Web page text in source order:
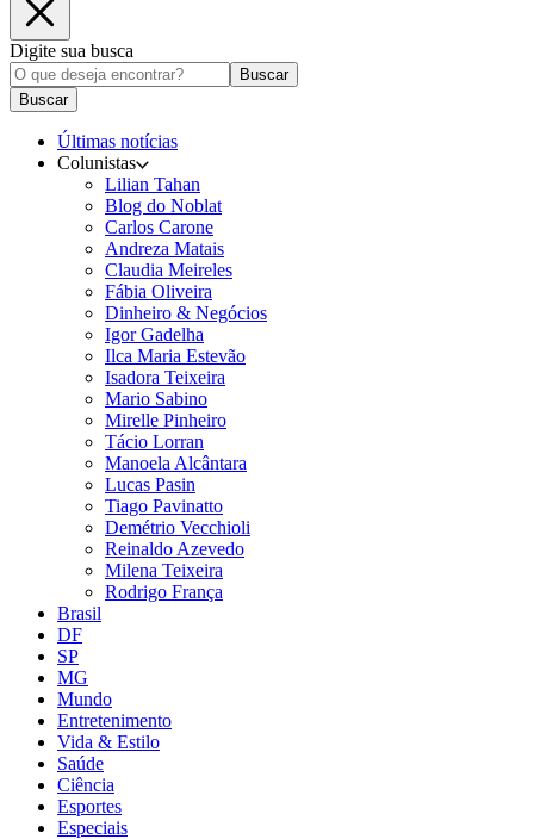
Digite sua busca
Buscar
Buscar
Últimas notícias
Colunistas
Lilian Tahan
Blog do Noblat
Carlos Carone
Andreza Matais
Claudia Meireles
Fábia Oliveira
Dinheiro & Negócios
Igor Gadelha
Ilca Maria Estevão
Isadora Teixeira
Mario Sabino
Mirelle Pinheiro
Tácio Lorran
Manoela Alcântara
Lucas Pasin
Tiago Pavinatto
Demétrio Vecchioli
Reinaldo Azevedo
Milena Teixeira
Rodrigo França
Brasil
DF
SP
MG
Mundo
Entretenimento
Vida & Estilo
Saúde
Ciência
Esportes
Especiais